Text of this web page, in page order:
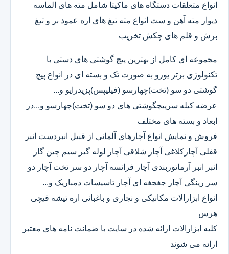
انواع متعلقات دستگاه های ماکیتا شامل مته های الماسه
دیوار مته آهن و ست انواع مته تیغ های اره عمود بر و تیغ
برش و قلم های چکش تخریب
مجموعه ای کامل از بهترین پیچ گوشتی های دستی با
تکنولوژی برتر یورو به صورت تک و بسته ای در انواع پیچ
گوشتی دو سو (تخت)چهارسو (فیلیپس)پزیدرایو و...
عرضه کیله سرپیچگوشتی های دو سو (تخت)چهارسو و...در
ابعاد و بسته های مختلف
فروش و نمایش انواع آچارهای آلمانی از قبیل انبردست انبر
قفلی آچارکلاغی آچار شلاقی آچار لوله گیر سیم چین گاز
انبر انبر آرماتوربندی آچار فرانسه آچار دو سر تخت آچار دو
سر رینگی آچار جغجغه ای آچار تاسیسات دمباریک و...
انواع ابزارالات مکانیکی و نجاری و باغبانی اره تیشه قیچی
هرس
کلیه ابزارالات ارائه شده در سایت با ضمانت نامه های معتبر
ارائه می شوند